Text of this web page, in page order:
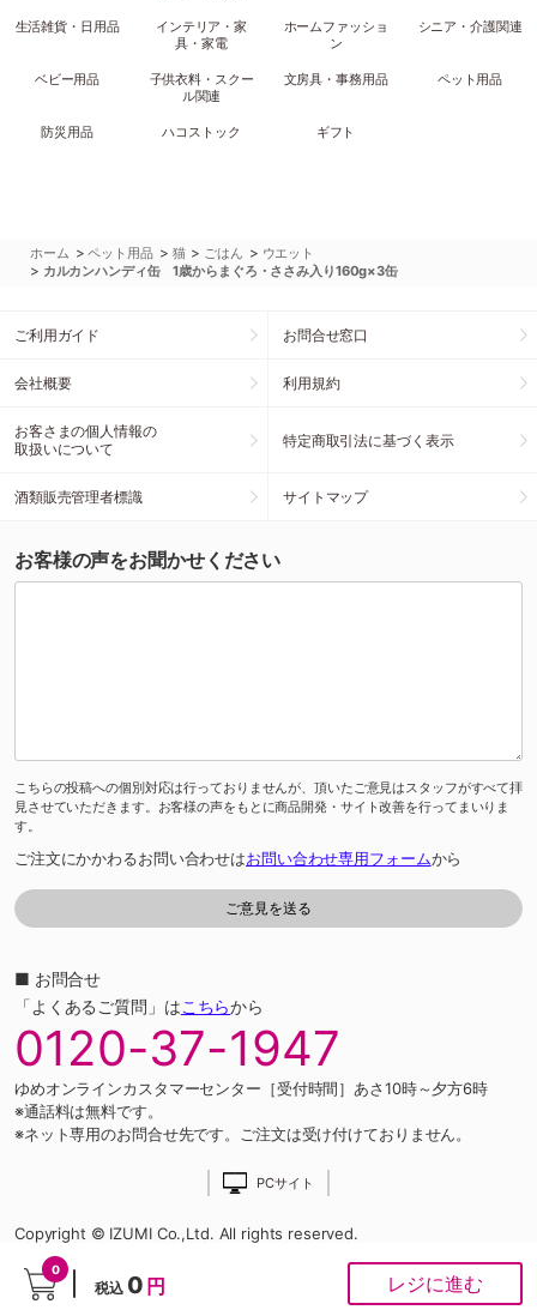
0
税込 0 円 レジに進む
生活雑貨・日用品
インテリア・家
具・家電
ホームファッショ
ン
シニア・介護関連
ベビー用品
子供衣料・スクー
ル関連
文房具・事務用品 ペット用品
防災用品 ハコストック ギフト
ホーム >ペット用品 > 猫 > ごはん > ウエット
> カルカンハンディ缶 1歳からまぐろ・ささみ入り160g×3缶
ご利用ガイド お問合せ窓口
会社概要 利用規約
お客さまの個人情報の
取扱いについて
特定商取引法に基づく表示
酒類販売管理者標識 サイトマップ
お客様の声をお聞かせください
こちらの投稿への個別対応は行っておりませんが、頂いたご意見はスタッフがすべて拝
見させていただきます。お客様の声をもとに商品開発・サイト改善を行ってまいりま
す。
ご注文にかかわるお問い合わせはお問い合わせ専用フォームから
■ お問合せ
「よくあるご質問」はこちらから
0120-37-1947
ゆめオンラインカスタマーセンター［受付時間］あさ10時～夕方6時
※通話料は無料です。
※ネット専用のお問合せ先です。ご注文は受け付けておりません。
PCサイト
Copyright © IZUMI Co.,Ltd. All rights reserved.